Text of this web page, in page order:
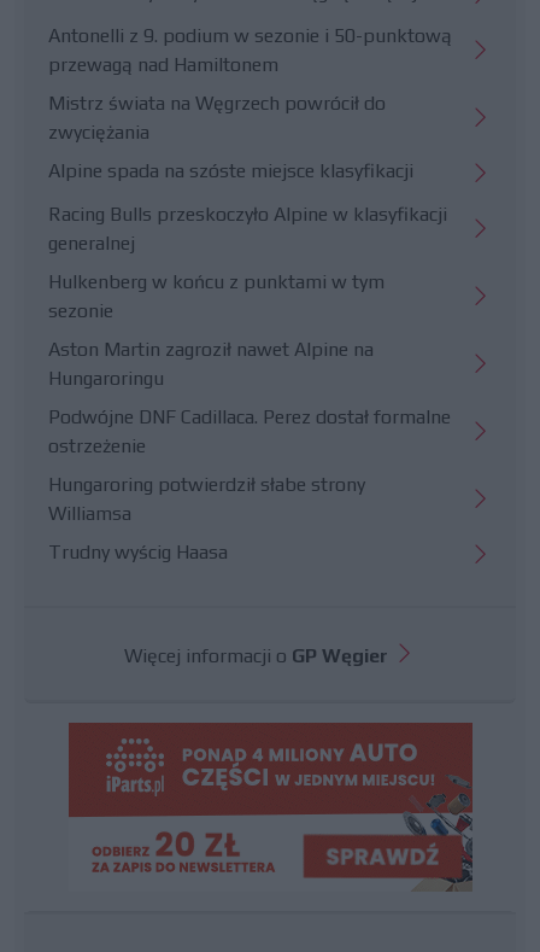
Antonelli z 9. podium w sezonie i 50-punktową
przewagą nad Hamiltonem
Mistrz świata na Węgrzech powrócił do
zwyciężania
Alpine spada na szóste miejsce klasyfikacji
Racing Bulls przeskoczyło Alpine w klasyfikacji
generalnej
Hulkenberg w końcu z punktami w tym
sezonie
Aston Martin zagroził nawet Alpine na
Hungaroringu
Podwójne DNF Cadillaca. Perez dostał formalne
ostrzeżenie
Hungaroring potwierdził słabe strony
Williamsa
Trudny wyścig Haasa
Więcej informacji o GP Węgier